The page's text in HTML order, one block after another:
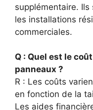
supplémentaire. Ils
les installations
commerciales.
Q : Quel est le
panneaux ?
R : Les coûts
en fonction de la
Les aides